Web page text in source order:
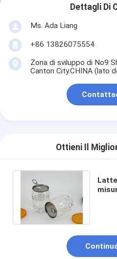
Dettagli Di
Ms. Ada Liang
+86 13826075554
Zona di sviluppo di No9
Canton City.CHINA (lato
Ottieni Il